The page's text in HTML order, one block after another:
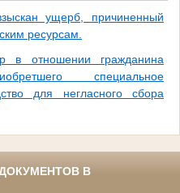
ущерб, причиненный
ресурсам.
в отношении гражданина
специальное
для негласного сбора
В